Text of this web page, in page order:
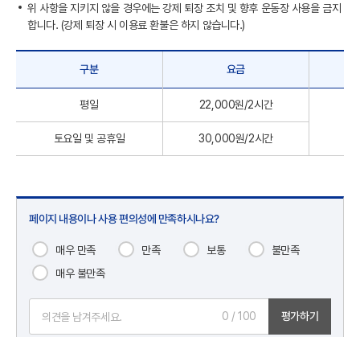
위 사항을 지키지 않을 경우에는 강제 퇴장 조치 및 향후 운동장 사용을 금지
합니다. (강제 퇴장 시 이용료 환불은 하지 않습니다.)
구분 요금
평일 22,000원/2시간
토요일 및 공휴일 30,000원/2시간
페이지 내용이나 사용 편의성에 만족하시나요?
매우 만족 만족 보통
불만족
매우 불만족
0 / 100 평가하기